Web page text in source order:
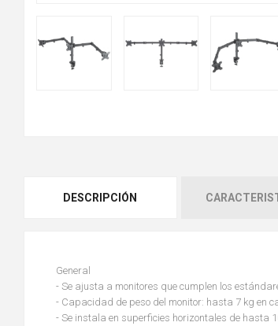
DESCRIPCIÓN
General
- Se ajusta a monitores que cumplen los
- Capacidad de peso del monitor: hasta 7 kg en
- Se instala en superficies horizontales de hasta